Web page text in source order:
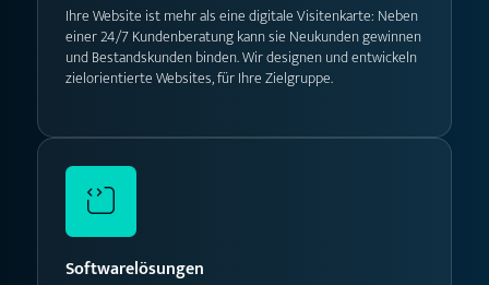
Ihre Website ist mehr als eine digitale Visitenkarte: Neben
einer 24/7 Kundenberatung kann sie Neukunden gewinnen
und Bestandskunden binden. Wir designen und entwickeln
zielorientierte Websites, für Ihre Zielgruppe.
Softwarelösungen